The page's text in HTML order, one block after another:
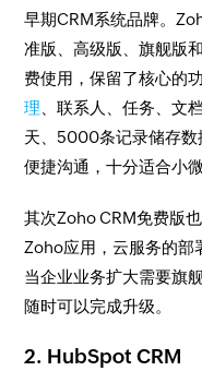
早期CRM系统品牌。
准版、高级版、旗舰版
费使用，保留了核心的
理 、联系人、任务、文
天、5000条记录储存数
便捷沟通，十分适合小
其次Zoho CRM免费版
Zoho应用，云服务的部
当企业业务扩大需要旗
随时可以完成升级。
2. HubSpot CRM